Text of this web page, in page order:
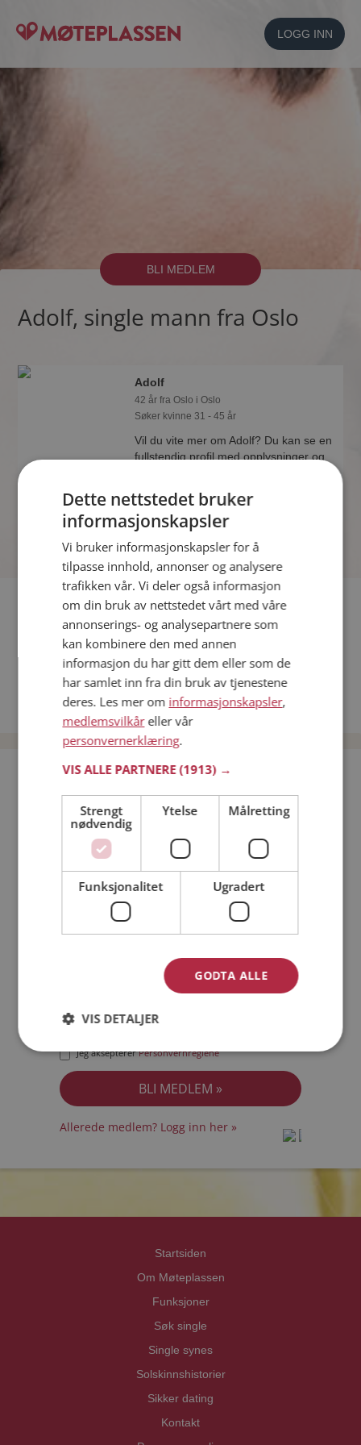
LOGG INN
BLI MEDLEM
Adolf, single mann fra Oslo
Adolf
42 år fra Oslo i Oslo
Søker kvinne 31 - 45 år
Vil du vite mer om Adolf? Du kan se en
fullstendig profil med opplysninger og
Fler single
Flere singlemenn fra Oslo:Zaharia Stefan
Kvinner fra Oslo
Date kvinner i Norge
Date menn i Norge
Bli medlem gratis!
Jeg er en:
Jeg akseptererPersonvernreglene
Allerede medlem? Logg inn her »
Startsiden
Om Møteplassen
Funksjoner
Søk single
Single synes
Solskinnshistorier
Sikker dating
Kontakt
Dette nettstedet bruker
informasjonskapsler
Vi bruker informasjonskapsler for å
tilpasse innhold, annonser og analysere
trafikken vår. Vi deler også informasjon
om din bruk av nettstedet vårt med våre
annonserings- og analysepartnere som
kan kombinere den med annen
informasjon du har gitt dem eller som de
har samlet inn fra din bruk av tjenestene
deres. Les mer om informasjonskapsler,
medlemsvilkåreller vår
personvernerklæring.
VIS ALLE PARTNERE(1913) →
Strengt
nødvendig
Ytelse Målretting
Funksjonalitet Ugradert
GODTA ALLE
VIS DETALJER